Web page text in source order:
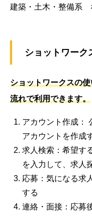
建築・土木・整備系
ショットワーク
ショットワークスの
流れで利用できます。
アカウント作成：
アカウントを作成
求人検索：希望す
を入力して、求人
応募：気になる求
する
連絡・面接：応募